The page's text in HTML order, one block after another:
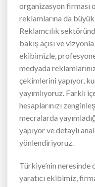
organizasyon firması
reklamlarına da
Reklamcılık
bakış açısı ve
ekibimizle,
medyada
çekimlerini yapıyor,
yayımlıyoruz. Farklı
hesaplarınızı
mecralarda
yapıyor ve detaylı
yönlendiriyoruz.
Türkiye’nin neresinde
yaratıcı ekibimiz,